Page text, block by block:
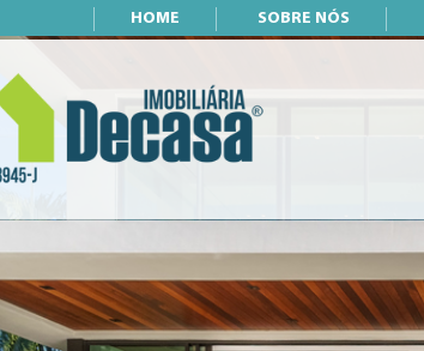
HOME SOBRE NÓS